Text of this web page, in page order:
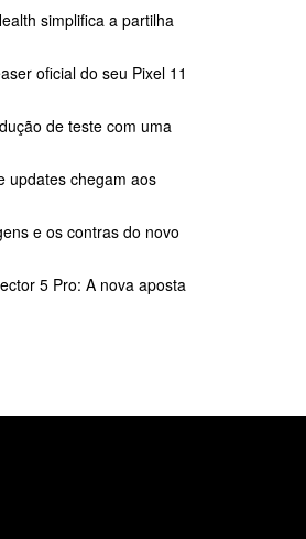
simplifica a partilha
oficial do seu Pixel 11
de teste com uma
updates chegam aos
e os contras do novo
5 Pro: A nova aposta